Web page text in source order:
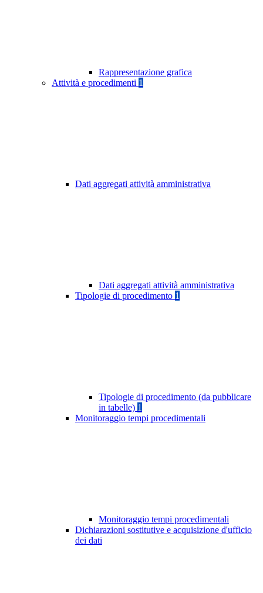
Rappresentazione grafica
Attività e procedimenti 1
Dati aggregati attività amministrativa
Dati aggregati attività amministrativa
Tipologie di procedimento 1
Tipologie di procedimento (da pubblicare
in tabelle) 1
Monitoraggio tempi procedimentali
Monitoraggio tempi procedimentali
Dichiarazioni sostitutive e acquisizione d'ufficio
dei dati